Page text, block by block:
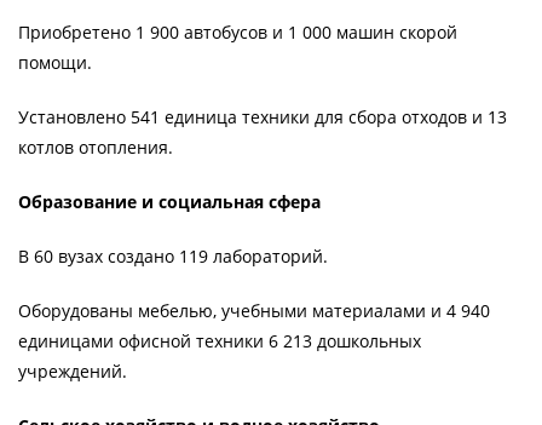
Приобретено 1 900 автобусов и 1 000 машин скорой
помощи.
Установлено 541 единица техники для сбора отходов и 13
котлов отопления.
Образование и социальная сфера
В 60 вузах создано 119 лабораторий.
Оборудованы мебелью, учебными материалами и 4 940
единицами офисной техники 6 213 дошкольных
учреждений.